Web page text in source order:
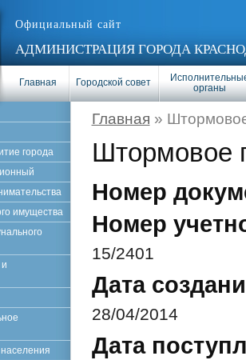
Официальный сайт
АДМИНИСТРАЦИЯ ГОРОДА
Главная Городской совет
органы
Главная »
Штормовое
Номер
Номер
15/2401
Дата
28/04/2014
Дата
города
имущества